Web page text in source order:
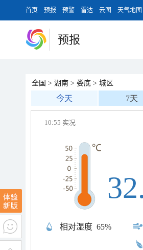
首页 预报 预警 雷达 云图 天气地图
预报
全国 > 湖南 > 娄底 > 城区
今天 7天
10:55 实况
相对湿度 65%